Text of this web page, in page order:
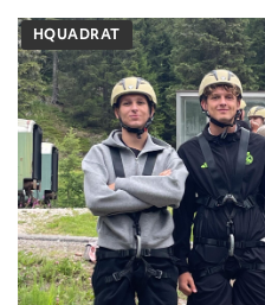
HQUADRAT